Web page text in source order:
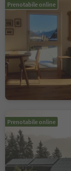
Prenotabile online
Prenotabile online